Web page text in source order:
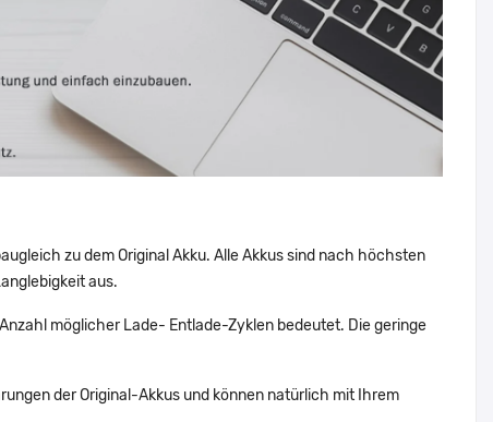
zu dem Original Akku. Alle Akkus sind nach höchsten
aus.
möglicher Lade- Entlade-Zyklen bedeutet. Die geringe
der Original-Akkus und können natürlich mit Ihrem